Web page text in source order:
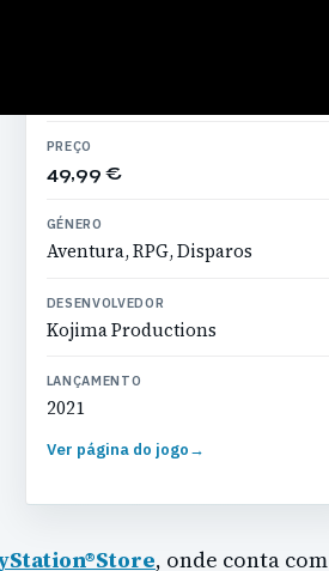
PREÇO
49,99 €
GÉNERO
Aventura, RPG, Disparos
DESENVOLVEDOR
Kojima Productions
LANÇAMENTO
2021
Ver página do jogo→
, onde conta com